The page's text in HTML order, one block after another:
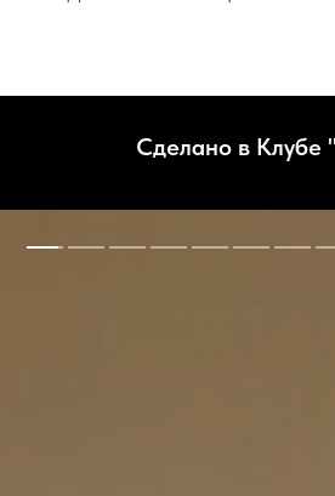
Сделано в Клубе